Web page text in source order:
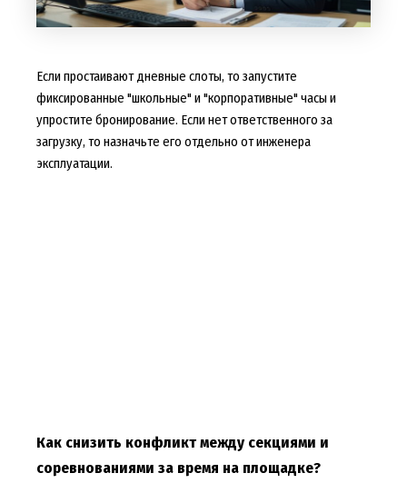
Если простаивают дневные слоты, то запустите
фиксированные "школьные" и "корпоративные" часы и
упростите бронирование. Если нет ответственного за
загрузку, то назначьте его отдельно от инженера
эксплуатации.
Как снизить конфликт между секциями и
соревнованиями за время на площадке?